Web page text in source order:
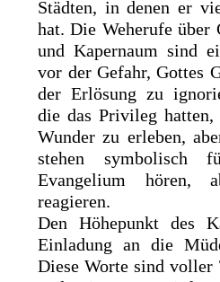
Städten, in denen er
hat. Die Weherufe über
und Kapernaum sind
vor der Gefahr, Gottes
der Erlösung zu
die das Privileg hatten,
Wunder zu erleben,
stehen symbolisch
Evangelium hören,
reagieren.
Den Höhepunkt des
Einladung an die
Diese Worte sind voller